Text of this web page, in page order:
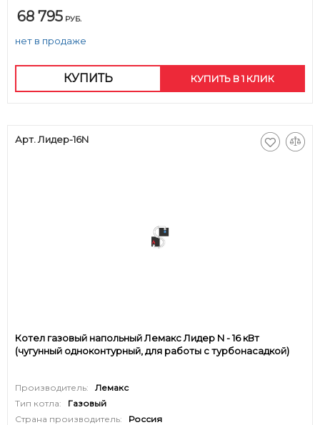
68 795 РУБ.
нет в продаже
КУПИТЬ КУПИТЬ В 1 КЛИК
Арт. Лидер-16N
Котел газовый напольный Лемакс Лидер N - 16 кВт
(чугунный одноконтурный, для работы с турбонасадкой)
Производитель:
Лемакс
Тип котла:
Газовый
Страна производитель:
Россия